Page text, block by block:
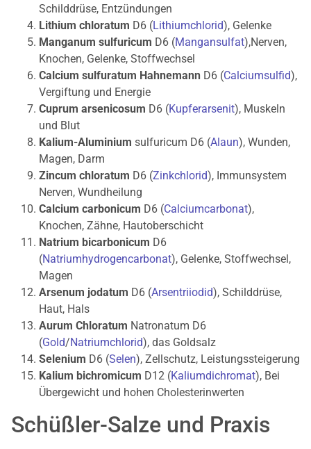
Schilddrüse, Entzündungen
Lithium chloratum D6 (Lithiumchlorid), Gelenke
Manganum sulfuricum D6 (Mangansulfat),Nerven,
Knochen, Gelenke, Stoffwechsel
Calcium sulfuratum Hahnemann D6 (Calciumsulfid),
Vergiftung und Energie
Cuprum arsenicosum D6 (Kupferarsenit), Muskeln
und Blut
Kalium-Aluminium sulfuricum D6 (Alaun), Wunden,
Magen, Darm
Zincum chloratum D6 (Zinkchlorid), Immunsystem
Nerven, Wundheilung
Calcium carbonicum D6 (Calciumcarbonat),
Knochen, Zähne, Hautoberschicht
Natrium bicarbonicum D6
(Natriumhydrogencarbonat), Gelenke, Stoffwechsel,
Magen
Arsenum jodatum D6 (Arsentriiodid), Schilddrüse,
Haut, Hals
Aurum Chloratum Natronatum D6
(Gold/Natriumchlorid), das Goldsalz
Selenium D6 (Selen), Zellschutz, Leistungssteigerung
Kalium bichromicum D12 (Kaliumdichromat), Bei
Übergewicht und hohen Cholesterinwerten
Schüßler-Salze und Praxis